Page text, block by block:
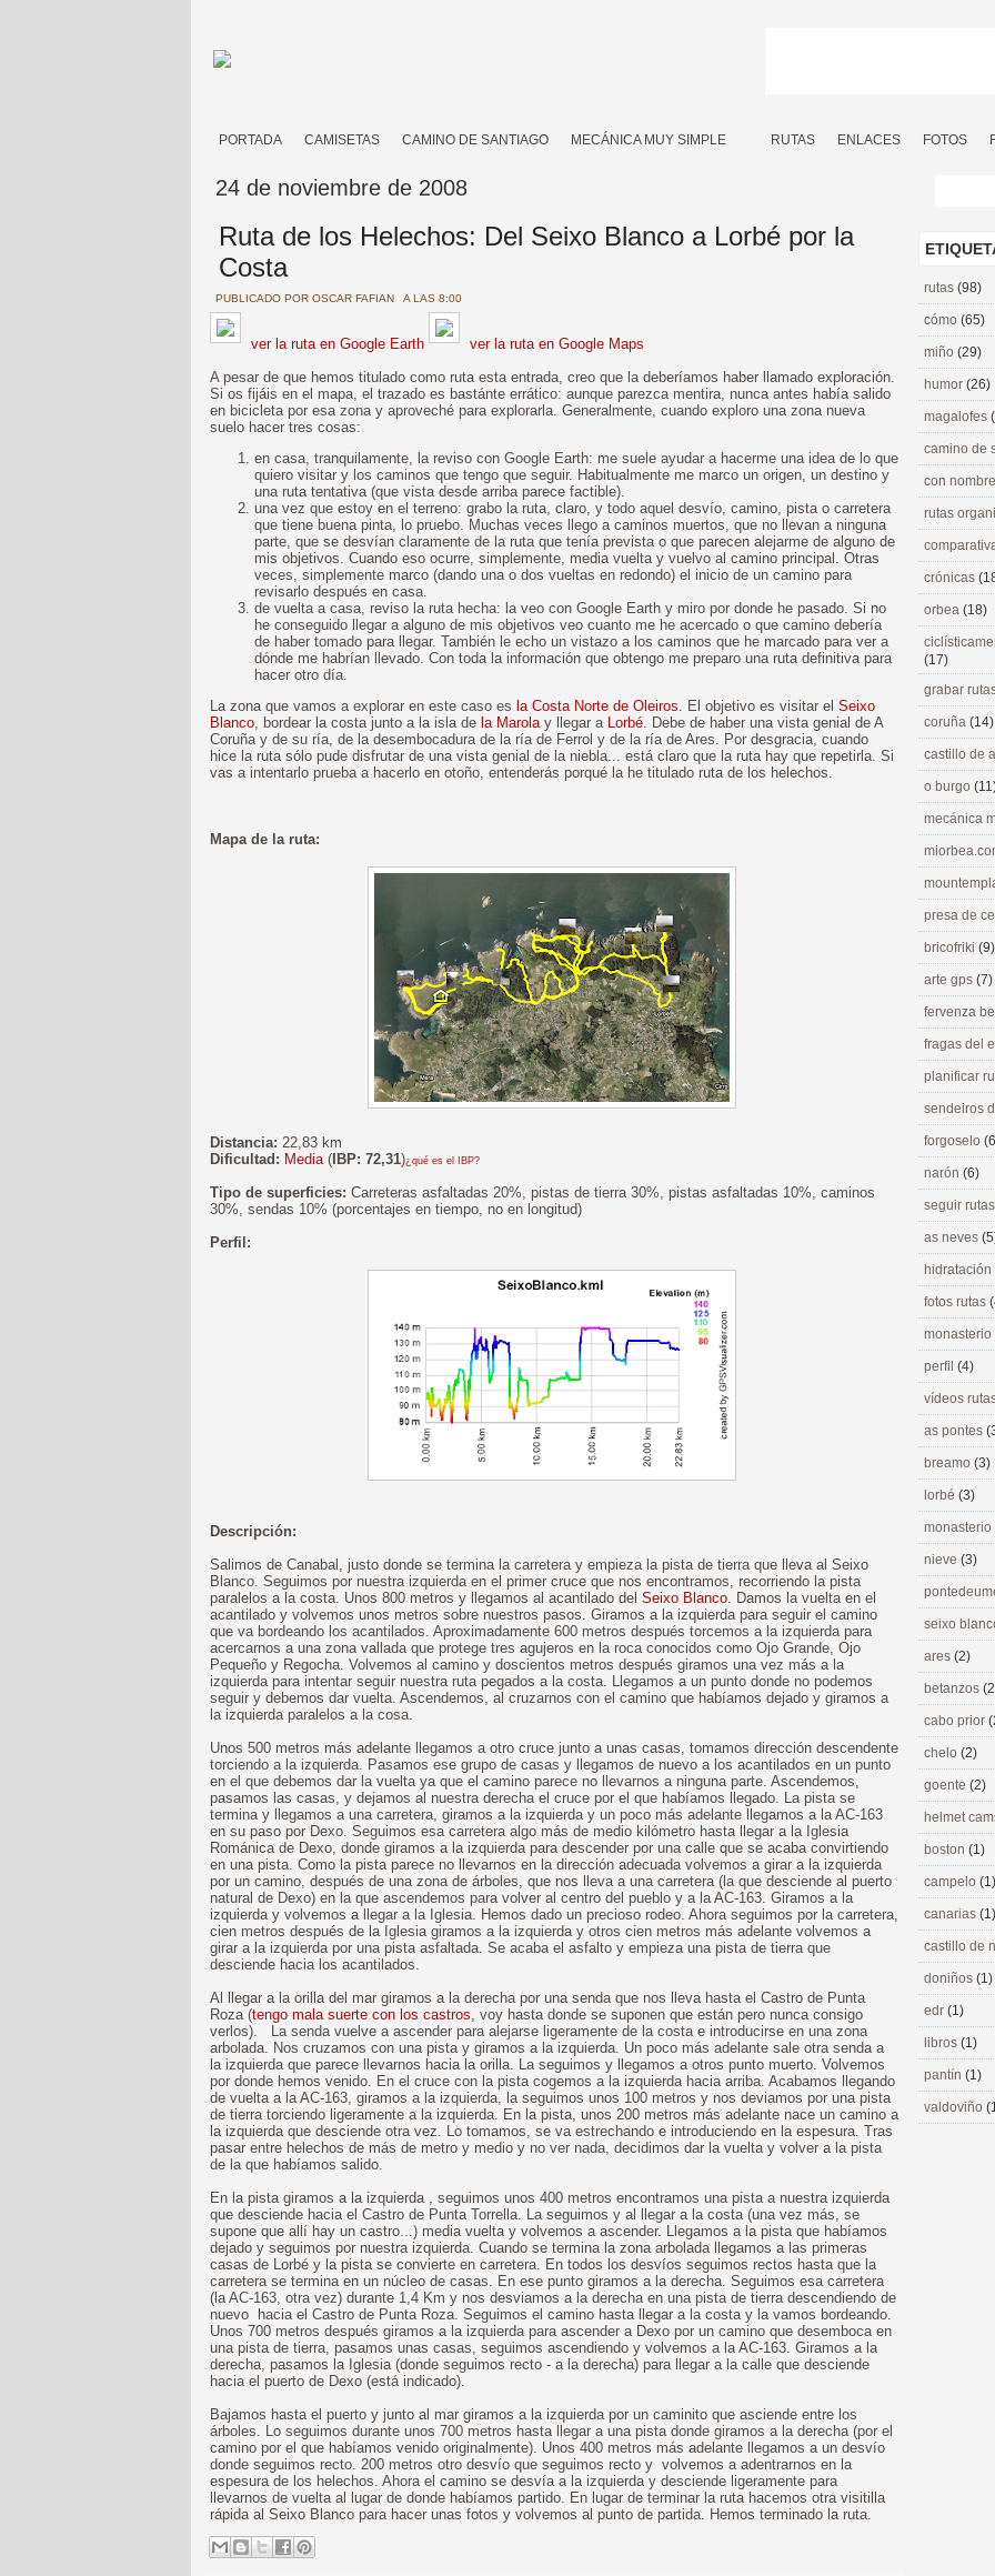
PORTADA CAMISETAS CAMINO DE SANTIAGO MECÁNICA MUY SIMPLE RUTAS ENLACES FOTOS
24 de noviembre de 2008
Ruta de los Helechos: Del Seixo Blanco a Lorbé por la
Costa
PUBLICADO POR OSCAR FAFIAN A LAS 8:00
ver la ruta en Google Earth
ver la ruta en Google Maps
A pesar de que hemos titulado como ruta esta entrada, creo que la deberíamos haber llamado exploración.
Si os fijáis en el mapa, el trazado es bastánte errático: aunque parezca mentira, nunca antes había salido
en bicicleta por esa zona y aproveché para explorarla. Generalmente, cuando exploro una zona nueva
suelo hacer tres cosas:
en casa, tranquilamente, la reviso con Google Earth: me suele ayudar a hacerme una idea de lo que
quiero visitar y los caminos que tengo que seguir. Habitualmente me marco un origen, un destino y
una ruta tentativa (que vista desde arriba parece factible).
una vez que estoy en el terreno: grabo la ruta, claro, y todo aquel desvío, camino, pista o carretera
que tiene buena pinta, lo pruebo. Muchas veces llego a caminos muertos, que no llevan a ninguna
parte, que se desvían claramente de la ruta que tenía prevista o que parecen alejarme de alguno de
mis objetivos. Cuando eso ocurre, simplemente, media vuelta y vuelvo al camino principal. Otras
veces, simplemente marco (dando una o dos vueltas en redondo) el inicio de un camino para
revisarlo después en casa.
de vuelta a casa, reviso la ruta hecha: la veo con Google Earth y miro por donde he pasado. Si no
he conseguido llegar a alguno de mis objetivos veo cuanto me he acercado o que camino debería
de haber tomado para llegar. También le echo un vistazo a los caminos que he marcado para ver a
dónde me habrían llevado. Con toda la información que obtengo me preparo una ruta definitiva para
hacer otro día.
La zona que vamos a explorar en este caso es la Costa Norte de Oleiros. El objetivo es visitar el Seixo
Blanco, bordear la costa junto a la isla de la Marolay llegar a Lorbé. Debe de haber una vista genial de A
Coruña y de su ría, de la desembocadura de la ría de Ferrol y de la ría de Ares. Por desgracia, cuando
hice la ruta sólo pude disfrutar de una vista genial de la niebla... está claro que la ruta hay que repetirla. Si
vas a intentarlo prueba a hacerlo en otoño, entenderás porqué la he titulado ruta de los helechos.
Mapa de la ruta:
Distancia: 22,83 km
Dificultad: Media( IBP: 72,31)¿qué es el IBP?
Tipo de superficies: Carreteras asfaltadas 20%, pistas de tierra 30%, pistas asfaltadas 10%, caminos
30%, sendas 10% (porcentajes en tiempo, no en longitud)
Perfil:
Descripción:
Salimos de Canabal, justo donde se termina la carretera y empieza la pista de tierra que lleva al Seixo
Blanco. Seguimos por nuestra izquierda en el primer cruce que nos encontramos, recorriendo la pista
paralelos a la costa. Unos 800 metros y llegamos al acantilado del Seixo Blanco. Damos la vuelta en el
acantilado y volvemos unos metros sobre nuestros pasos. Giramos a la izquierda para seguir el camino
que va bordeando los acantilados. Aproximadamente 600 metros después torcemos a la izquierda para
acercarnos a una zona vallada que protege tres agujeros en la roca conocidos como Ojo Grande, Ojo
Pequeño y Regocha. Volvemos al camino y doscientos metros después giramos una vez más a la
izquierda para intentar seguir nuestra ruta pegados a la costa. Llegamos a un punto donde no podemos
seguir y debemos dar vuelta. Ascendemos, al cruzarnos con el camino que habíamos dejado y giramos a
la izquierda paralelos a la cosa.
Unos 500 metros más adelante llegamos a otro cruce junto a unas casas, tomamos dirección descendente
torciendo a la izquierda. Pasamos ese grupo de casas y llegamos de nuevo a los acantilados en un punto
en el que debemos dar la vuelta ya que el camino parece no llevarnos a ninguna parte. Ascendemos,
pasamos las casas, y dejamos al nuestra derecha el cruce por el que habíamos llegado. La pista se
termina y llegamos a una carretera, giramos a la izquierda y un poco más adelante llegamos a la AC-163
en su paso por Dexo. Seguimos esa carretera algo más de medio kilómetro hasta llegar a la Iglesia
Románica de Dexo, donde giramos a la izquierda para descender por una calle que se acaba convirtiendo
en una pista. Como la pista parece no llevarnos en la dirección adecuada volvemos a girar a la izquierda
por un camino, después de una zona de árboles, que nos lleva a una carretera (la que desciende al puerto
natural de Dexo) en la que ascendemos para volver al centro del pueblo y a la AC-163. Giramos a la
izquierda y volvemos a llegar a la Iglesia. Hemos dado un precioso rodeo. Ahora seguimos por la carretera,
cien metros después de la Iglesia giramos a la izquierda y otros cien metros más adelante volvemos a
girar a la izquierda por una pista asfaltada. Se acaba el asfalto y empieza una pista de tierra que
desciende hacia los acantilados.
Al llegar a la orilla del mar giramos a la derecha por una senda que nos lleva hasta el Castro de Punta
Roza (tengo mala suerte con los castros, voy hasta donde se suponen que están pero nunca consigo
verlos). La senda vuelve a ascender para alejarse ligeramente de la costa e introducirse en una zona
arbolada. Nos cruzamos con una pista y giramos a la izquierda. Un poco más adelante sale otra senda a
la izquierda que parece llevarnos hacia la orilla. La seguimos y llegamos a otros punto muerto. Volvemos
por donde hemos venido. En el cruce con la pista cogemos a la izquierda hacia arriba. Acabamos llegando
de vuelta a la AC-163, giramos a la izquierda, la seguimos unos 100 metros y nos deviamos por una pista
de tierra torciendo ligeramente a la izquierda. En la pista, unos 200 metros más adelante nace un camino a
la izquierda que desciende otra vez. Lo tomamos, se va estrechando e introduciendo en la espesura. Tras
pasar entre helechos de más de metro y medio y no ver nada, decidimos dar la vuelta y volver a la pista
de la que habíamos salido.
En la pista giramos a la izquierda , seguimos unos 400 metros encontramos una pista a nuestra izquierda
que desciende hacia el Castro de Punta Torrella. La seguimos y al llegar a la costa (una vez más, se
supone que allí hay un castro...) media vuelta y volvemos a ascender. Llegamos a la pista que habíamos
dejado y seguimos por nuestra izquierda. Cuando se termina la zona arbolada llegamos a las primeras
casas de Lorbé y la pista se convierte en carretera. En todos los desvíos seguimos rectos hasta que la
carretera se termina en un núcleo de casas. En ese punto giramos a la derecha. Seguimos esa carretera
(la AC-163, otra vez) durante 1,4 Km y nos desviamos a la derecha en una pista de tierra descendiendo de
nuevo hacia el Castro de Punta Roza. Seguimos el camino hasta llegar a la costa y la vamos bordeando.
Unos 700 metros después giramos a la izquierda para ascender a Dexo por un camino que desemboca en
una pista de tierra, pasamos unas casas, seguimos ascendiendo y volvemos a la AC-163. Giramos a la
derecha, pasamos la Iglesia (donde seguimos recto - a la derecha) para llegar a la calle que desciende
hacia el puerto de Dexo (está indicado).
Bajamos hasta el puerto y junto al mar giramos a la izquierda por un caminito que asciende entre los
árboles. Lo seguimos durante unos 700 metros hasta llegar a una pista donde giramos a la derecha (por el
camino por el que habíamos venido originalmente). Unos 400 metros más adelante llegamos a un desvío
donde seguimos recto. 200 metros otro desvío que seguimos recto y volvemos a adentrarnos en la
espesura de los helechos. Ahora el camino se desvía a la izquierda y desciende ligeramente para
llevarnos de vuelta al lugar de donde habíamos partido. En lugar de terminar la ruta hacemos otra visitilla
rápida al Seixo Blanco para hacer unas fotos y volvemos al punto de partida. Hemos terminado la ruta.
rutas (98)
cómo (65)
miño (29)
humor (26)
magalofes
camino de
con
rutas
crónicas
orbea (18)
(17)
grabar
coruña (14)
castillo de
o burgo
mecánica
presa de
bricofriki (9)
arte gps (7)
fervenza
fragas del
planificar
sendeiros
forgoselo
narón (6)
seguir
as neves
hidratación
fotos rutas
perfil (4)
vídeos
as pontes
breamo (3)
lorbé (3)
nieve (3)
seixo
ares (2)
betanzos
cabo prior
chelo (2)
goente (2)
helmet
boston (1)
campelo (1)
canarias (1)
castillo de
doniños (1)
edr (1)
libros (1)
pantín (1)
valdoviño